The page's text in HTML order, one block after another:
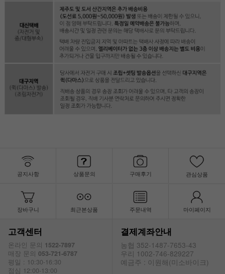
공지사항 상품문의 구매후기 관심상품
장바구니 최근본상품 주문내역 마이페이지
고객센터
온라인 문의 1522-7897
매장 문의 053-721-6787
평일 : 10:30-16:30
점심 12:00-13:00
결제계좌안내
농협 352-1487-7653-43
우리 1002-746-829227
예금주 : 이원해(미소바이크)